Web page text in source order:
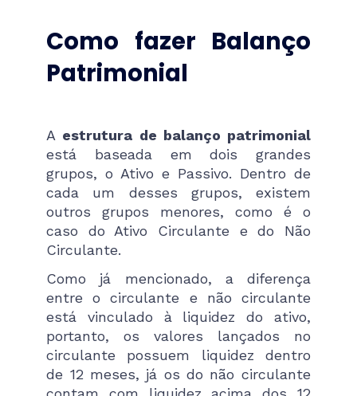
Como fazer Balanço
Patrimonial
A estrutura de balanço patrimonial
está baseada em dois grandes
grupos, o Ativo e Passivo. Dentro de
cada um desses grupos, existem
outros grupos menores, como é o
caso do Ativo Circulante e do Não
Circulante.
Como já mencionado, a diferença
entre o circulante e não circulante
está vinculado à liquidez do ativo,
portanto, os valores lançados no
circulante possuem liquidez dentro
de 12 meses, já os do não circulante